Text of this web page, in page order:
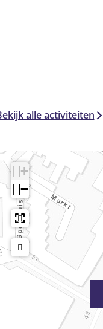
alle activiteiten
+
−